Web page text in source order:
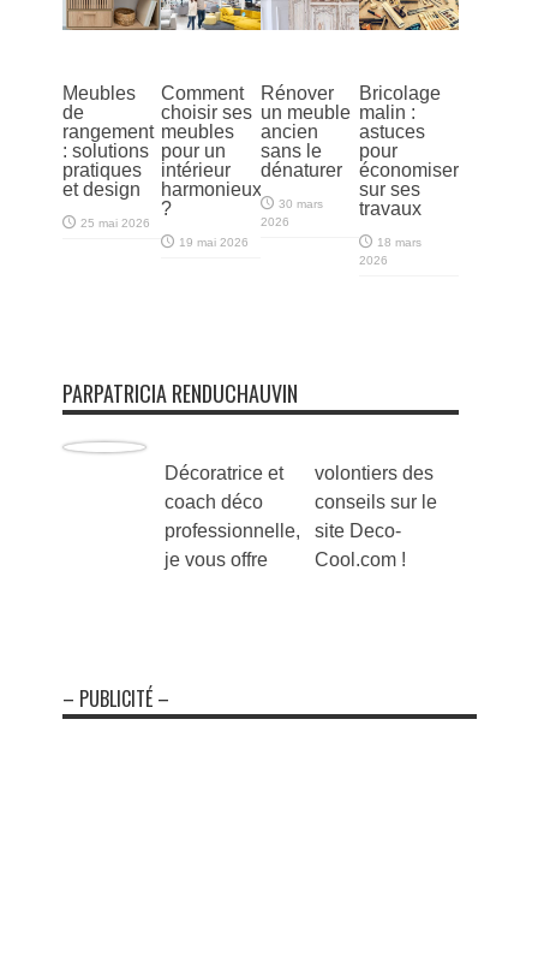
Meubles
de
rangement
: solutions
pratiques
et design
25 mai 2026
Comment
choisir ses
meubles
pour un
intérieur
harmonieux
?
19 mai 2026
Rénover
un meuble
ancien
sans le
dénaturer
30 mars
2026
Bricolage
malin :
astuces
pour
économiser
sur ses
travaux
18 mars
2026
PARPATRICIA RENDUCHAUVIN
Décoratrice et
coach déco
professionnelle,
je vous offre
volontiers des
conseils sur le
site Deco-
Cool.com !
– PUBLICITÉ –